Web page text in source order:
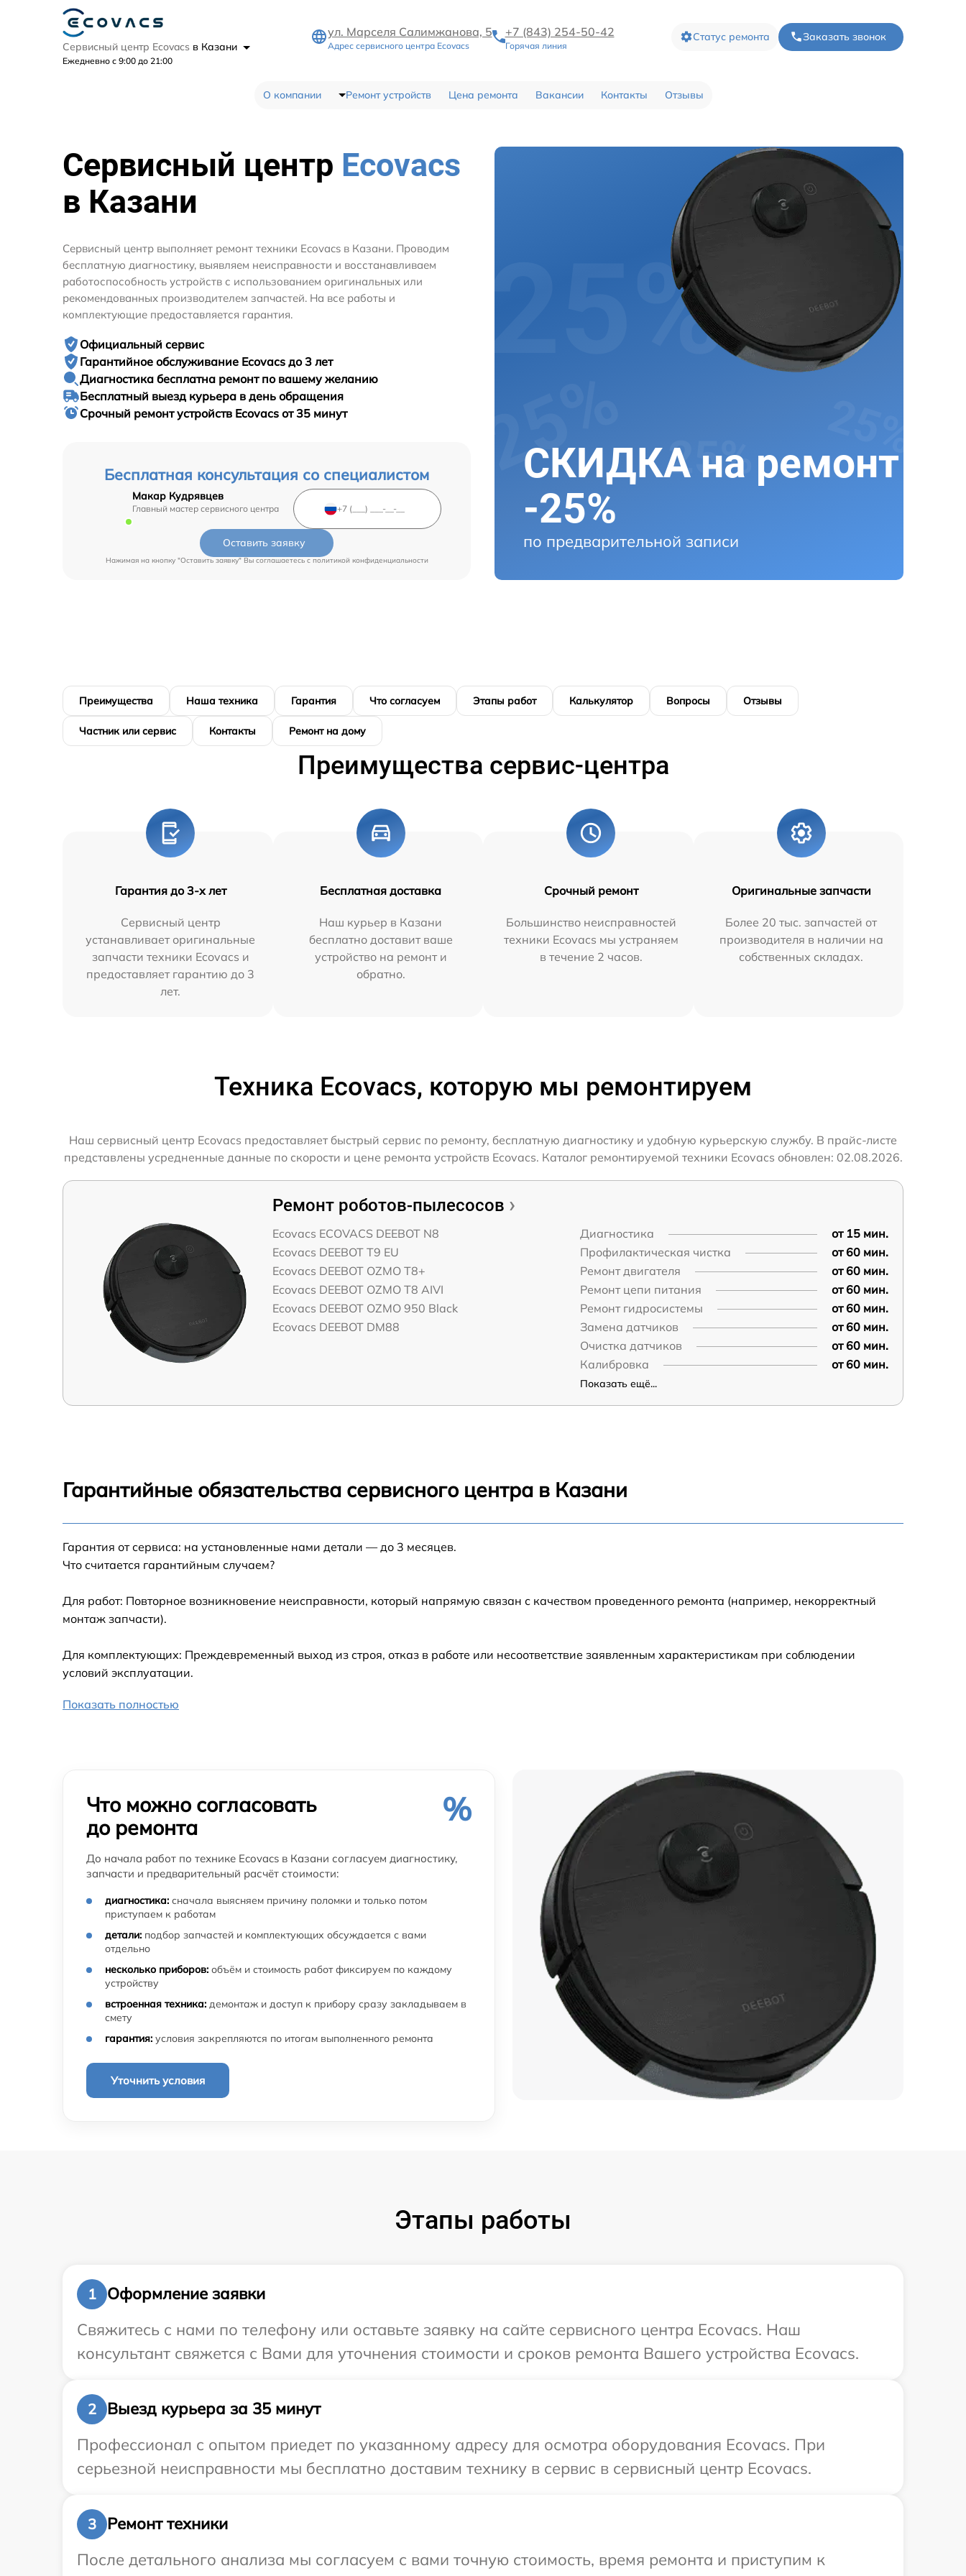
Сервисный центр Ecovacs в Казани
Ежедневно с 9:00 до 21:00
ул. Марселя Салимжанова, 5
Адрес сервисного центра Ecovacs
+7 (843) 254-50-42
Горячая линия
Статус ремонта Заказать звонок
О компании Ремонт устройств Цена ремонта Вакансии Контакты Отзывы
Сервисный центр Ecovacs
в Казани
Бесплатная консультация со специалистом
Макар Кудрявцев
Главный мастер сервисного центра
Оставить заявку
Нажимая на кнопку "Оставить заявку" Вы соглашаетесь cполитикой конфиденциальности
Сервисный центр выполняет ремонт техники Ecovacs в Казани. Проводим
бесплатную диагностику, выявляем неисправности и восстанавливаем
работоспособность устройств с использованием оригинальных или
рекомендованных производителем запчастей. На все работы и
комплектующие предоставляется гарантия.
Официальный сервис
Гарантийное обслуживание Ecovacs до 3 лет
Диагностика бесплатна ремонт по вашему желанию
Бесплатный выезд курьера в день обращения
Срочный ремонтустройств Ecovacs от 35 минут
СКИДКА на ремонт
-25%
по предварительной записи
Преимущества Наша техника Гарантия Что согласуем Этапы работ Калькулятор Вопросы Отзывы
Частник или сервис Контакты Ремонт на дому
Преимущества сервис-центра
Гарантия до 3-х лет
Сервисный центр
устанавливает оригинальные
запчасти техники Ecovacs и
предоставляет гарантию до 3
лет.
Бесплатная доставка
Наш курьер в Казани
бесплатно доставит ваше
устройство на ремонт и
обратно.
Срочный ремонт
Большинство неисправностей
техники Ecovacs мы устраняем
в течение 2 часов.
Оригинальные запчасти
Более 20 тыс. запчастей от
производителя в наличии на
собственных складах.
Техника Ecovacs, которую мы ремонтируем
Наш сервисный центр Ecovacs предоставляет быстрый сервис по ремонту, бесплатную диагностику и удобную курьерскую службу. В прайс-листе
представлены усредненные данные по скорости и цене ремонта устройств Ecovacs. Каталог ремонтируемой техники Ecovacs обновлен: 02.08.2026.
Ремонт роботов-пылесосов
Ecovacs ECOVACS DEEBOT N8
Ecovacs DEEBOT T9 EU
Ecovacs DEEBOT OZMO T8+
Ecovacs DEEBOT OZMO T8 AIVI
Ecovacs DEEBOT OZMO 950 Black
Ecovacs DEEBOT DM88
Диагностика
от 15 мин.
Профилактическая чистка
от 60 мин.
Ремонт двигателя
от 60 мин.
Ремонт цепи питания
от 60 мин.
Ремонт гидросистемы
от 60 мин.
Замена датчиков
от 60 мин.
Очистка датчиков
от 60 мин.
Калибровка
от 60 мин.
Показать ещё...
Гарантийные обязательства сервисного центра в Казани
Гарантия от сервиса: на установленные нами детали — до 3 месяцев.
Что считается гарантийным случаем?
Для работ: Повторное возникновение неисправности, который напрямую связан с качеством проведенного ремонта (например, некорректный
монтаж запчасти).
Для комплектующих: Преждевременный выход из строя, отказ в работе или несоответствие заявленным характеристикам при соблюдении
условий эксплуатации.
Показать полностью
Что можно согласовать
до ремонта
%
До начала работ по технике Ecovacs в Казани согласуем диагностику,
запчасти и предварительный расчёт стоимости:
диагностика: сначала выясняем причину поломки и только потом
приступаем к работам
детали: подбор запчастей и комплектующих обсуждается с вами
отдельно
несколько приборов: объём и стоимость работ фиксируем по каждому
устройству
встроенная техника: демонтаж и доступ к прибору сразу закладываем в
смету
гарантия: условия закрепляются по итогам выполненного ремонта
Уточнить условия
Этапы работы
1
Оформление заявки
Свяжитесь с нами по телефону или оставьте заявку на сайте сервисного центра Ecovacs. Наш
консультант свяжется с Вами для уточнения стоимости и сроков ремонта Вашего устройства Ecovacs.
2
Выезд курьера за 35 минут
Профессионал с опытом приедет по указанному адресу для осмотра оборудования Ecovacs. При
серьезной неисправности мы бесплатно доставим технику в сервис в сервисный центр Ecovacs.
3
Ремонт техники
После детального анализа мы согласуем с вами точную стоимость, время ремонта и приступим к